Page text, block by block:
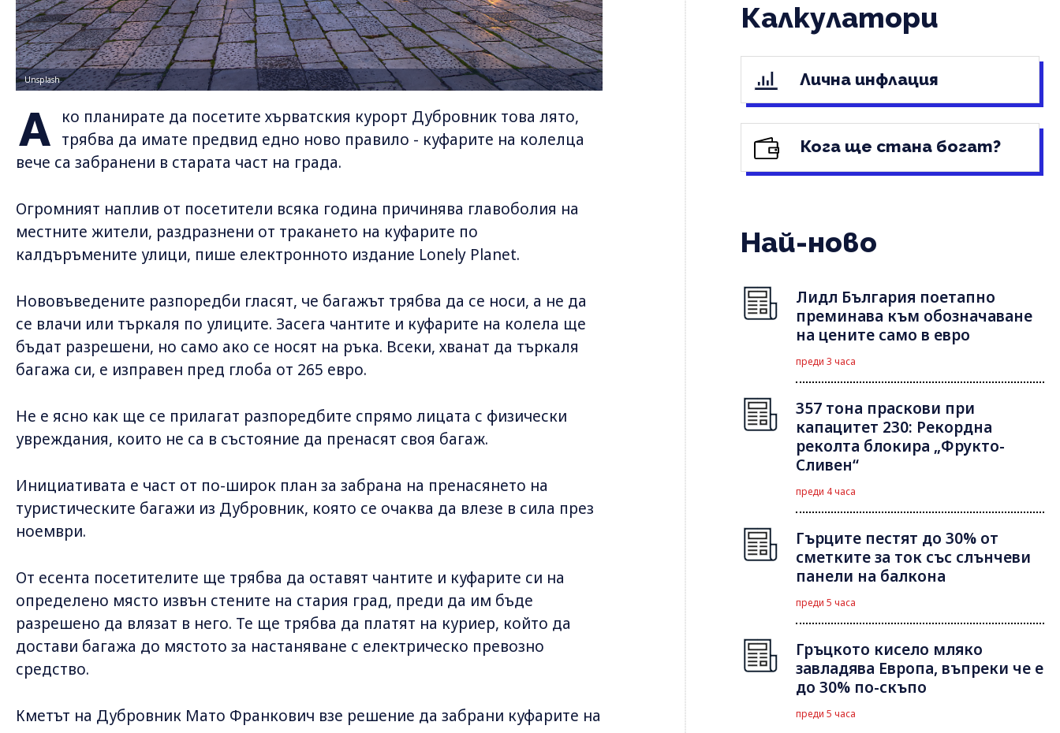
Unsplash
А
ко планирате да посетите хърватския курорт Дубровник това лято,
трябва да имате предвид едно ново правило - куфарите на колелца
вече са забранени в старата част на града.
Огромният наплив от посетители всяка година причинява главоболия на
местните жители, раздразнени от тракането на куфарите по
калдъръмените улици, пише електронното издание Lonely Planet.
Нововъведените разпоредби гласят, че багажът трябва да се носи, а не да
се влачи или търкаля по улиците. Засега чантите и куфарите на колела ще
бъдат разрешени, но само ако се носят на ръка. Всеки, хванат да търкаля
багажа си, е изправен пред глоба от 265 евро.
Не е ясно как ще се прилагат разпоредбите спрямо лицата с физически
увреждания, които не са в състояние да пренасят своя багаж.
Инициативата е част от по-широк план за забрана на пренасянето на
туристическите багажи из Дубровник, която се очаква да влезе в сила през
ноември.
От есента посетителите ще трябва да оставят чантите и куфарите си на
определено място извън стените на стария град, преди да им бъде
разрешено да влязат в него. Те ще трябва да платят на куриер, който да
достави багажа до мястото за настаняване с електрическо превозно
средство.
Кметът на Дубровник Мато Франкович взе решение да забрани куфарите на
Калкулатори
Лична инфлация
Кога ще стана богат?
Най-ново
Лидл България поетапно
преминава към обозначаване
на цените само в евро
преди 3 часа
357 тона праскови при
капацитет 230: Рекордна
реколта блокира „Фрукто-
Сливен“
преди 4 часа
Гърците пестят до 30% от
сметките за ток със слънчеви
панели на балкона
преди 5 часа
Гръцкото кисело мляко
завладява Европа, въпреки че е
до 30% по-скъпо
преди 5 часа